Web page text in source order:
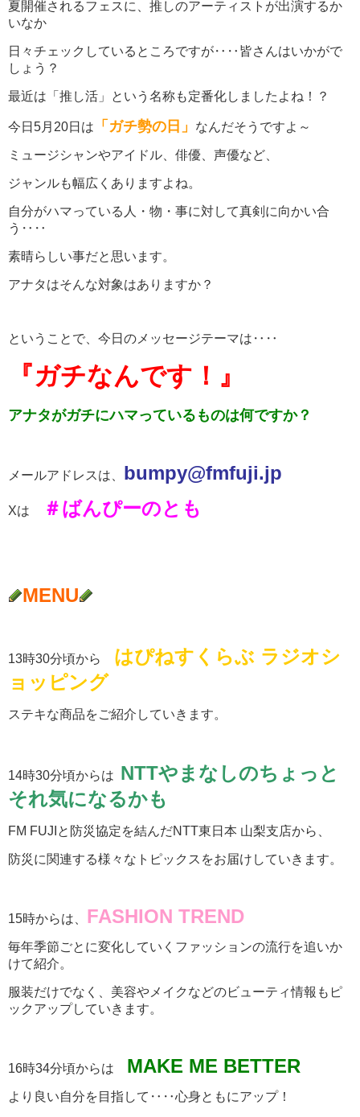
夏開催されるフェスに、推しのアーティストが出演するか
いなか
日々チェックしているところですが‥‥皆さんはいかがで
しょう？
最近は「推し活」という名称も定番化しましたよね！？
今日5月20日は 「ガチ勢の日」 なんだそうですよ～
ミュージシャンやアイドル、俳優、声優など、
ジャンルも幅広くありますよね。
自分がハマっている人・物・事に対して真剣に向かい合
う‥‥
素晴らしい事だと思います。
アナタはそんな対象はありますか？
ということで、今日のメッセージテーマは‥‥
『ガチなんです！』
アナタがガチにハマっているものは何ですか？
メールアドレスは、 bumpy@fmfuji.jp
Xは ＃ばんぴーのとも
MENU
13時30分頃から はぴねすくらぶ ラジオシ
ョッピング
ステキな商品をご紹介していきます。
14時30分頃からは NTTやまなしのちょっと
それ気になるかも
FM FUJIと防災協定を結んだNTT東日本 山梨支店から、
防災に関連する様々なトピックスをお届けしていきます。
15時からは、 FASHION TREND
毎年季節ごとに変化していくファッションの流行を追いか
けて紹介。
服装だけでなく、美容やメイクなどのビューティ情報もピ
ックアップしていきます。
16時34分頃からは MAKE ME BETTER
より良い自分を目指して‥‥心身ともにアップ！